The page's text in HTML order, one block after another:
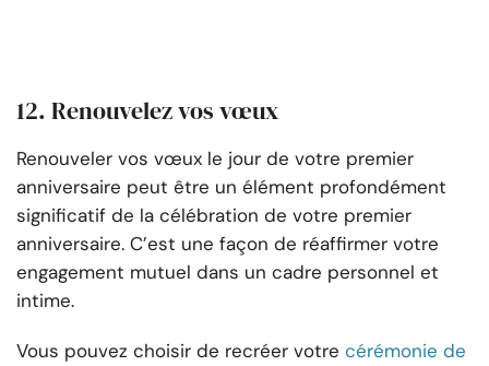
12. Renouvelez vos vœux
Renouveler vos vœux le jour de votre premier
anniversaire peut être un élément profondément
significatif de la célébration de votre premier
anniversaire. C’est une façon de réaffirmer votre
engagement mutuel dans un cadre personnel et
intime.
Vous pouvez choisir de recréer votre cérémonie de